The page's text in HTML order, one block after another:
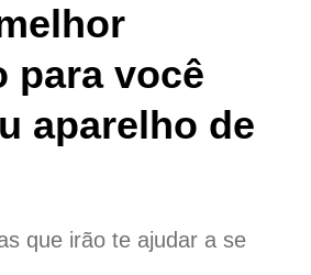
para você
aparelho de
que irão te ajudar a se